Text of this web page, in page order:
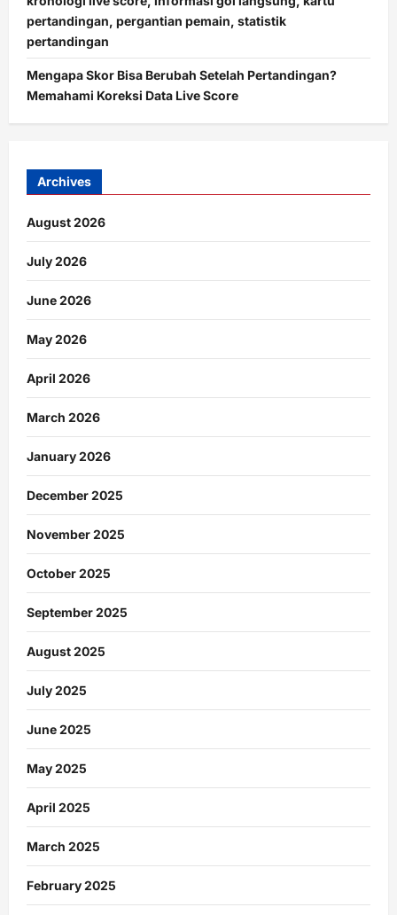
pertandingan, pergantian pemain, statistik
pertandingan
Mengapa Skor Bisa Berubah Setelah Pertandingan?
Memahami Koreksi Data Live Score
Archives
August 2026
July 2026
June 2026
May 2026
April 2026
March 2026
January 2026
December 2025
November 2025
October 2025
September 2025
August 2025
July 2025
June 2025
May 2025
April 2025
March 2025
February 2025